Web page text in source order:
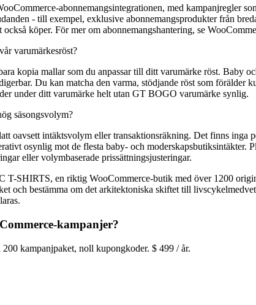
abonnemangsintegrationen, med kampanjregler
- till exempel, exklusive abonnemangsprodukter från
köper. För mer om abonnemangshantering, se
varumärkesröst?
kopia mallar som du anpassar till ditt varumärke röst. Baby
Du kan matcha den varma, stödjande röst som förälder
under ditt varumärke helt utan GT BOGO varumärke synlig.
säsongsvolym?
oavsett intäktsvolym eller transaktionsräkning. Det finns inga
osynlig mot de flesta baby- och
eller volymbaserade prissättningsjusteringar.
SHIRTS, en riktig WooCommerce-butik med över 1200
och bestämma om det arkitektoniska skiftet till
kampanjer?
kampanjpaket, noll kupongkoder. $ 499 / år.